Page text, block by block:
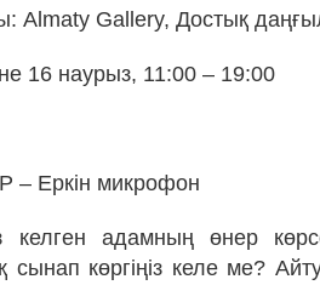
Almaty Gallery, Достық
16 наурыз, 11:00 – 19:00
– Еркін микрофон
адамның өнер
сынап көргіңіз келе ме?